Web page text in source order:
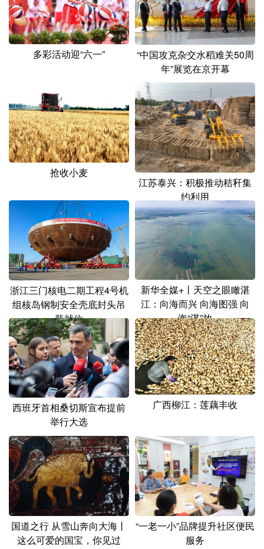
山东 河南 湖北 湖南
广东 广西 海南 重庆
云南 西藏
陕西 青海 宁夏
新疆 内蒙古 黑龙江
多语种频道
Русский язык 日本語 한국어
Deutsch Português
多彩活动迎“六一”
“中国攻克杂交水稻难关50周
年”展览在京开幕
抢收小麦
江苏泰兴：积极推动秸秆集
约利用
浙江三门核电二期工程4号机
组核岛钢制安全壳底封头吊
装就位
新华全媒+丨天空之眼瞰湛
江：向海而兴 向海图强 向
海“湛”放
西班牙首相桑切斯宣布提前
举行大选
广西柳江：莲藕丰收
国道之行 从雪山奔向大海丨
这么可爱的国宝，你见过
“一老一小”品牌提升社区便民
服务